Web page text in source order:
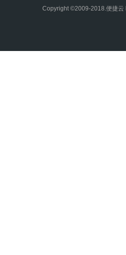
Copyright ©2009-2018.便捷云